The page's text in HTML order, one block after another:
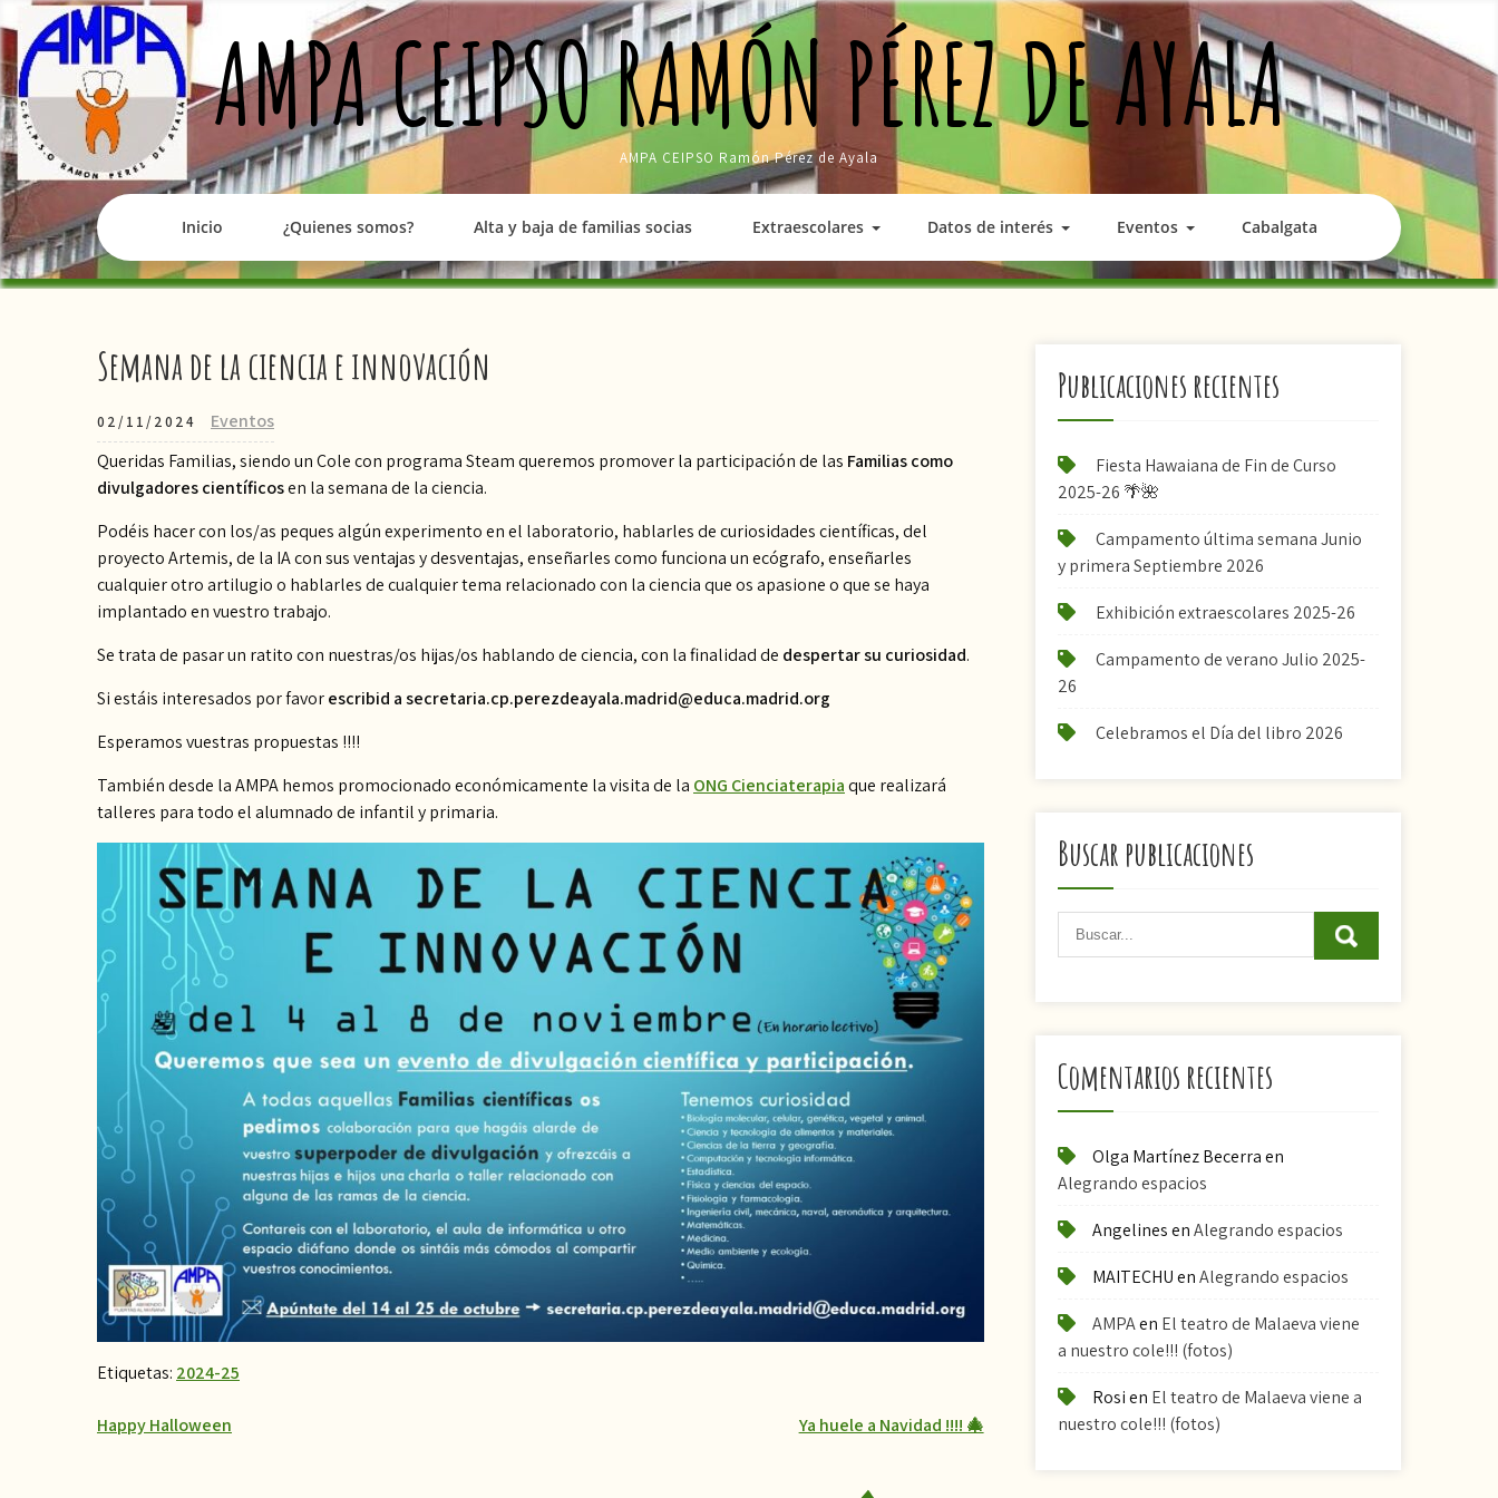
to
content
AMPA CEIPSO RAMÓN PÉREZ DE AYALA
AMPA CEIPSO Ramón Pérez de Ayala
Inicio ¿Quienes somos? Alta y baja de familias socias Extraescolares Datos de interés Eventos Cabalgata
Semana de la ciencia e innovación
02/11/2024
Eventos
Queridas Familias, siendo un Cole con programa Steam queremos promover la participación de las Familias como
divulgadores científicosen la semana de la ciencia.
Podéis hacer con los/as peques algún experimento en el laboratorio, hablarles de curiosidades científicas, del
proyecto Artemis, de la IA con sus ventajas y desventajas, enseñarles como funciona un ecógrafo, enseñarles
cualquier otro artilugio o hablarles de cualquier tema relacionado con la ciencia que os apasione o que se haya
implantado en vuestro trabajo.
Se trata de pasar un ratito con nuestras/os hijas/os hablando de ciencia, con la finalidad de despertar su curiosidad.
Si estáis interesados por favorescribid a secretaria.cp.perezdeayala.madrid@educa.madrid.org
Esperamos vuestras propuestas !!!!
También desde la AMPA hemos promocionado económicamente la visita de la ONG Cienciaterapiaque realizará
talleres para todo el alumnado de infantil y primaria.
Etiquetas: 2024-25
Navegación
Happy Halloween Ya huele a Navidad !!!! 🎄
Publicaciones recientes
Fiesta Hawaiana de Fin de Curso
2025-26 🌴🌺
Campamento última semana Junio
y primera Septiembre 2026
Exhibición extraescolares 2025-26
Campamento de verano Julio 2025-
26
Celebramos el Día del libro 2026
Buscar publicaciones
Comentarios recientes
Olga Martínez Becerraen
Alegrando espacios
AngelinesenAlegrando espacios
MAITECHUenAlegrando espacios
AMPAen El teatro de Malaeva viene
a nuestro cole!!! (fotos)
Rosien El teatro de Malaeva viene a
nuestro cole!!! (fotos)